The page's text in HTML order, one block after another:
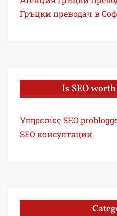
Гръцки преводач в
Is SEO
Υπηρεσίες SEO
SEO консултации